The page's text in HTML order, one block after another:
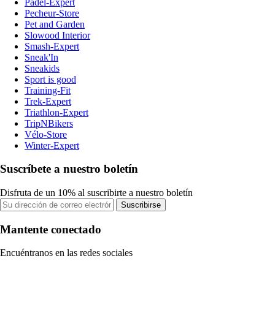
Pecheur-Store
Pet and Garden
Slowood Interior
Smash-Expert
Sneak'In
Sneakids
Sport is good
Training-Fit
Trek-Expert
Triathlon-Expert
TripNBikers
Vélo-Store
Winter-Expert
Suscríbete a nuestro boletín
Disfruta de un 10% al suscribirte a nuestro boletín
Suscribirse
Mantente conectado
Encuéntranos en las redes sociales